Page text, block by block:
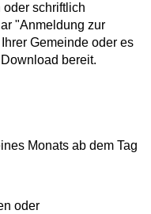
schriftlich
"Anmeldung zur
Gemeinde oder es
bereit.
Monats ab dem Tag
oder